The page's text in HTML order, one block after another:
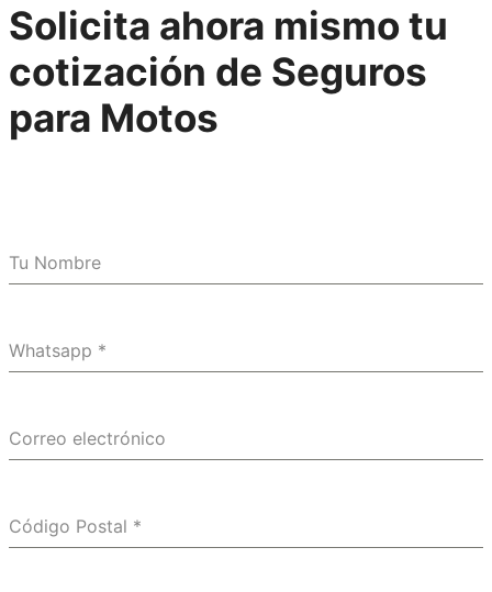
Solicita ahora mismo tu
cotización de Seguros
para Motos
Tu Nombre
Whatsapp *
Correo electrónico
Código Postal *